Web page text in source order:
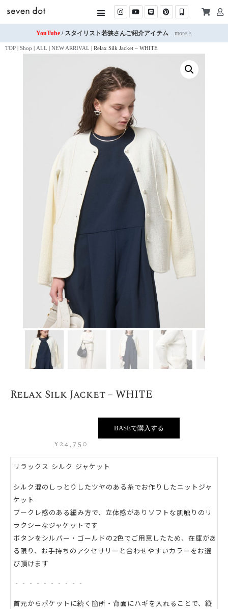
YouTube / スタイリスト若狭さんご紹介アイテム more >
TOP Shop ALL NEW ARRIVAL Relax Silk Jacket – WHITE
Relax Silk Jacket – WHITE
¥24,750
BASEで購入する
リラックス シルク ジャケット
シルク混のしっとりしたツヤのある糸でお作りしたニットジャ
ケット
ブークレ感のある編み方で、立体感がありソフトな肌触りのリ
ラクシーなジャケットです
ボタンをシルバー・ゴールドの2色でご用意したため、在庫があ
る限り、お手持ちのアクセサリーと合わせやすいカラーをお選
び頂けます
‐‐‐‐‐‐‐‐‐‐
首元からポケットに続く箇所・背面にハギを入れることで、縦